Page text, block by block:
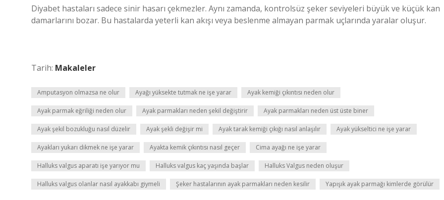
Diyabet hastaları sadece sinir hasarı çekmezler. Aynı zamanda, kontrolsüz şeker seviyeleri büyük ve küçük kan
damarlarını bozar. Bu hastalarda yeterli kan akışı veya beslenme almayan parmak uçlarında yaralar oluşur.
Tarih: Makaleler
Amputasyon olmazsa ne olur Ayağı yüksekte tutmak ne işe yarar Ayak kemiği çıkıntısı neden olur
Ayak parmak eğriliği neden olur Ayak parmakları neden şekil değiştirir Ayak parmakları neden üst üste biner
Ayak şekil bozukluğu nasıl düzelir Ayak şekli değişir mi Ayak tarak kemiği çıkığı nasıl anlaşılır Ayak yükseltici ne işe yarar
Ayakları yukarı dikmek ne işe yarar Ayakta kemik çıkıntısı nasıl geçer Cima ayağı ne işe yarar
Halluks valgus aparatı işe yarıyor mu Halluks valgus kaç yaşında başlar Halluks Valgus neden oluşur
Halluks valgus olanlar nasıl ayakkabı giymeli Şeker hastalarının ayak parmakları neden kesilir Yapışık ayak parmağı kimlerde görülür